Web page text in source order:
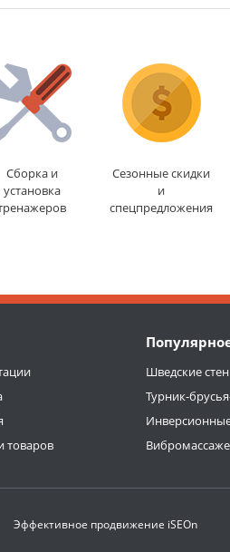
Сборка и
установка
Сезонные скидки
и
спецпредложения
товаров
Шведские
Турник-
Эффективное продвижение iSEOn